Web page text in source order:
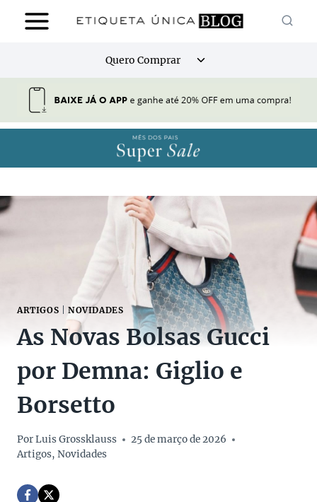
para
Quero Comprar
Alternar
ARTIGOS NOVIDADES
As Novas Bolsas Gucci
por Demna: Giglio e
Borsetto
PorLuis Grossklauss
25 de março de 2026
Artigos, Novidades